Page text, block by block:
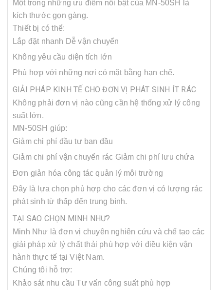
Một trong những ưu điểm nổi bật của MN-50SH là
kích thước gọn gàng.
Thiết bị có thể:
Lắp đặt nhanh Dễ vận chuyển
Không yêu cầu diện tích lớn
Phù hợp với những nơi có mặt bằng hạn chế.
GIẢI PHÁP KINH TẾ CHO ĐƠN VỊ PHÁT SINH ÍT RÁC
Không phải đơn vị nào cũng cần hệ thống xử lý công
suất lớn.
MN-50SH giúp:
Giảm chi phí đầu tư ban đầu
Giảm chi phí vận chuyển rác Giảm chi phí lưu chứa
Đơn giản hóa công tác quản lý môi trường
Đây là lựa chọn phù hợp cho các đơn vị có lượng rác
phát sinh từ thấp đến trung bình.
TẠI SAO CHỌN MINH NHƯ?
Minh Như là đơn vị chuyên nghiên cứu và chế tạo các
giải pháp xử lý chất thải phù hợp với điều kiện vận
hành thực tế tại Việt Nam.
Chúng tôi hỗ trợ:
Khảo sát nhu cầu Tư vấn công suất phù hợp